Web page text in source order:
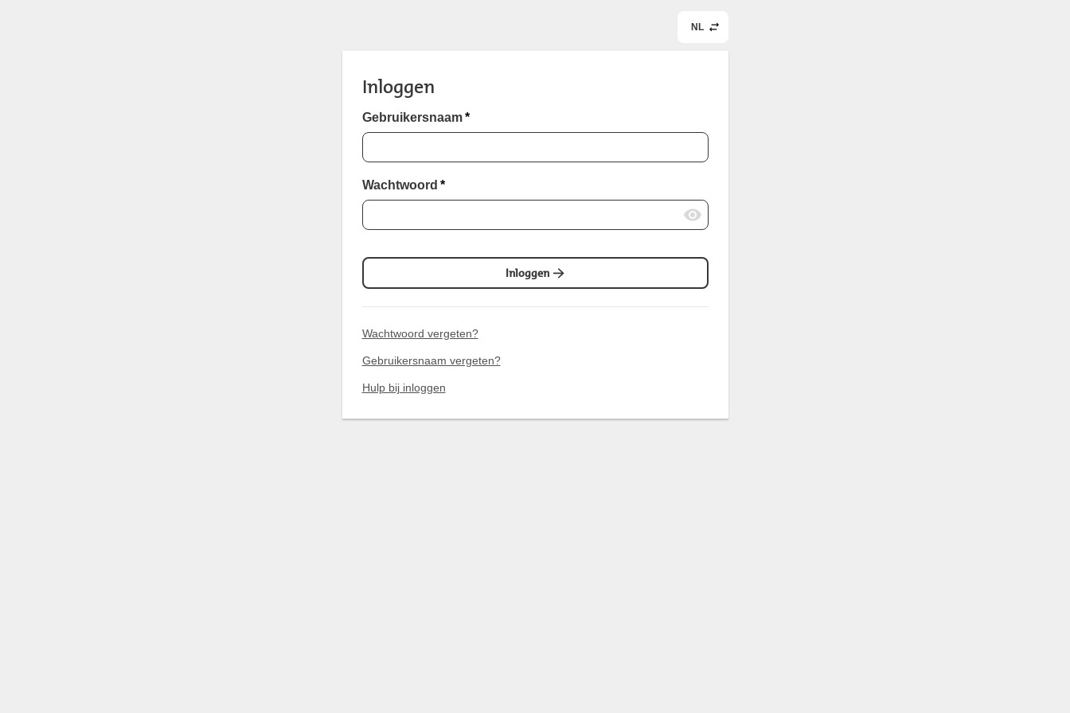
NL
Inloggen
Gebruikersnaam *
Wachtwoord *
Inloggen
Wachtwoord vergeten?
Gebruikersnaam vergeten?
Hulp bij inloggen